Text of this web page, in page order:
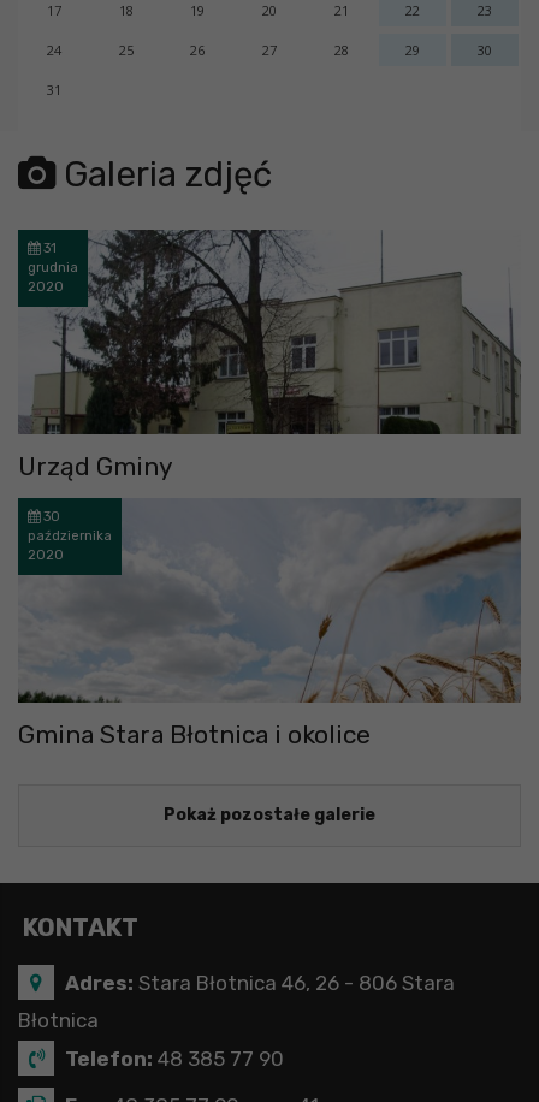
17 18 19 20 21 22 23
24 25 26 27 28 29 30
31
error getting json:
Galeria zdjęć
31
grudnia
2020
Urząd Gminy
30
października
2020
Gmina Stara Błotnica i okolice
Pokaż pozostałe galerie
KONTAKT
Adres: Stara Błotnica 46, 26 - 806 Stara
Błotnica
Telefon: 48 385 77 90